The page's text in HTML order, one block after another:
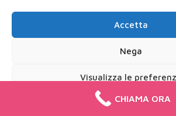
Accetta
Nega
Visualizza le
Cookie PolicyPrivacy Policy
CHIAMA ORA